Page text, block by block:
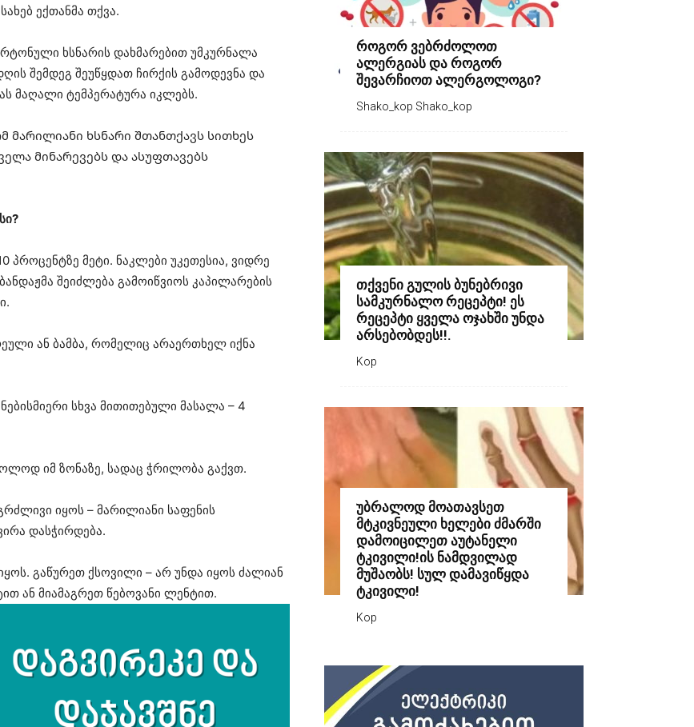
ექთანმა თქვა.
ხსნარის დახმარებით უმკურნალა
შემდეგ შეუწყდათ ჩირქის გამოდევნა და
მაღალი ტემპერატურა იკლებს.
ხსნარი შთანთქავს სითხეს
მინარევებს და ასუფთავებს
პროცენტზე მეტი. ნაკლები უკეთესია, ვიდრე
შეიძლება გამოიწვიოს კაპილარების
ან ბამბა, რომელიც არაერთხელ იქნა
სხვა მითითებული მასალა – 4
იმ ზონაზე, სადაც ჭრილობა გაქვთ.
იყოს – მარილიანი საფენის
დასჭირდება.
გაწურეთ ქსოვილი – არ უნდა იყოს ძალიან
ან მიამაგრეთ წებოვანი ლენტით.
როგორ ვებრძოლოთ
ალერგიას და როგორ
შევარჩიოთ ალერგოლოგი?
Shako_kop Shako_kop
თქვენი გულის ბუნებრივი
სამკურნალო რეცეპტი! ეს
რეცეპტი ყველა ოჯახში უნდა
არსებობდეს!!.
Kop
უბრალოდ მოათავსეთ
მტკივნეული ხელები ძმარში
დამოიცილეთ აუტანელი
ტკივილი!ის ნამდვილად
მუშაობს! სულ დამავიწყდა
ტკივილი!
Kop